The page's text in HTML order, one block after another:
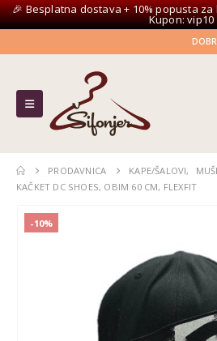
🎉 Besplatna dostava + 10% popusta za
Kupon: vip10
PRODAVNICA KAPE/ŠALOVI,
KAČKET DC SHOES, OBIM 60 CM, FLEXFIT
-10%